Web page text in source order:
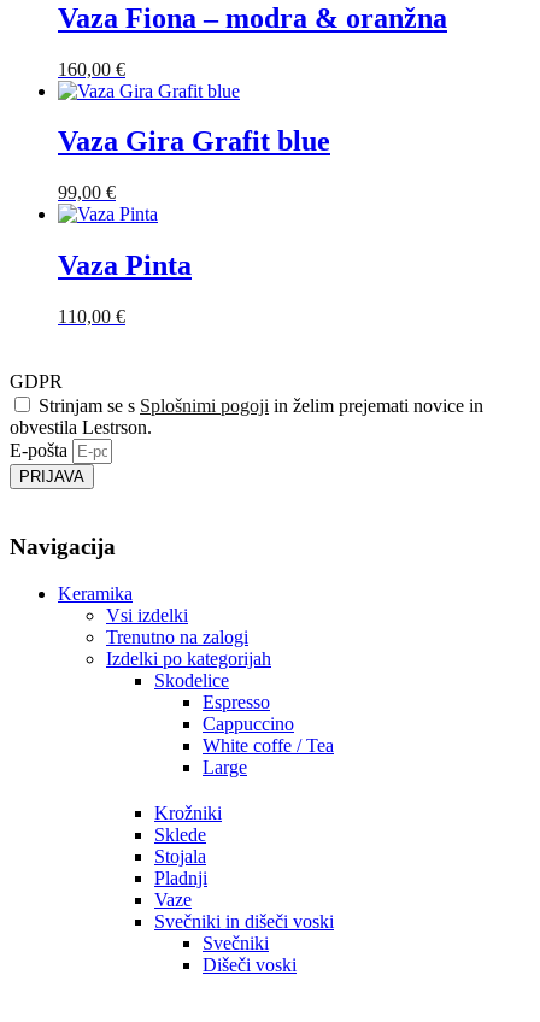
Vaza Fiona – modra & oranžna
160,00 €
Vaza Gira Grafit blue
99,00 €
Vaza Pinta
110,00 €
GDPR
Strinjam se s Splošnimi pogoji in želim prejemati novice in
obvestila Lestrson.
E-pošta
PRIJAVA
Navigacija
Keramika
Vsi izdelki
Trenutno na zalogi
Izdelki po kategorijah
Skodelice
Espresso
Cappuccino
White coffe / Tea
Large
Krožniki
Sklede
Stojala
Pladnji
Vaze
Svečniki in dišeči voski
Svečniki
Dišeči voski